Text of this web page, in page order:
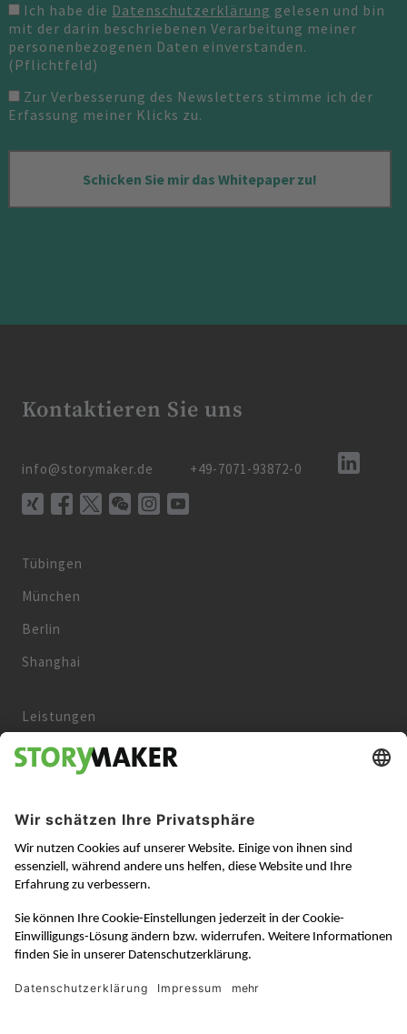
Ich habe die Datenschutzerklärung gelesen und bin
mit der darin beschriebenen Verarbeitung meiner
personenbezogenen Daten einverstanden.
(Pflichtfeld)
Zur Verbesserung des Newsletters stimme ich der
Erfassung meiner Klicks zu.
Schicken Sie mir das Whitepaper zu!
Kontaktieren Sie uns
info@storymaker.de +49-7071-93872-0
Tübingen
München
Berlin
Shanghai
Leistungen
Kunden
Aktuelles
Karriere
Datenschutz